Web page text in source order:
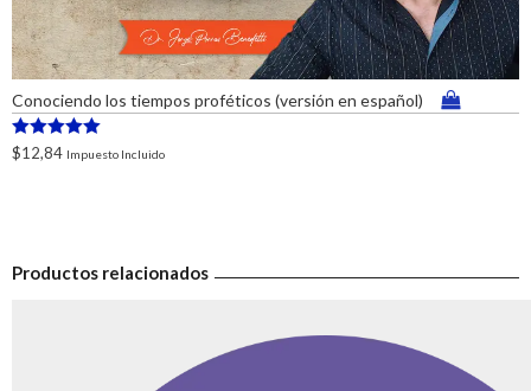
Conociendo los tiempos proféticos (versión en español)
Valorado en
5.00
$12,84 Impuesto Incluido
Productos relacionados